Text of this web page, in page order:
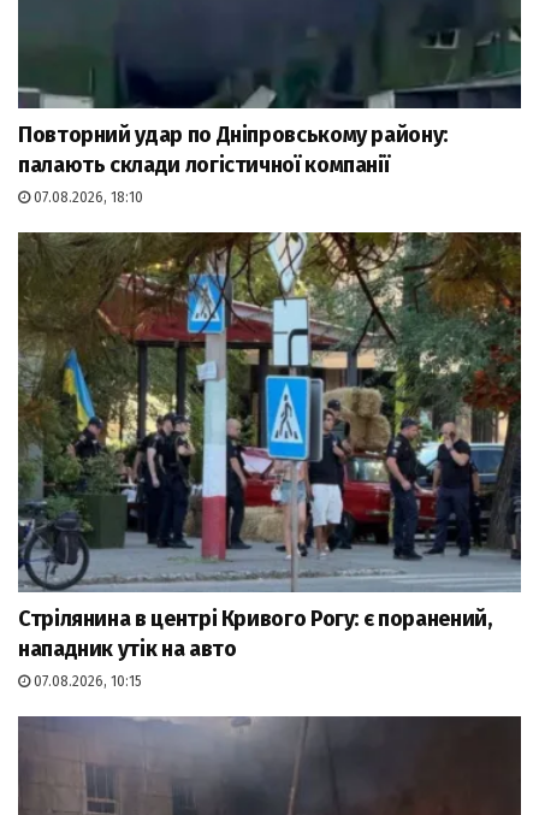
Повторний удар по Дніпровському району:
палають склади логістичної компанії
07.08.2026, 18:10
Стрілянина в центрі Кривого Рогу: є поранений,
нападник утік на авто
07.08.2026, 10:15